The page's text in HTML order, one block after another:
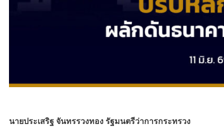
นายประเสริฐ จันทรรวงทอง รัฐมนตรีว่าการกระทรวง